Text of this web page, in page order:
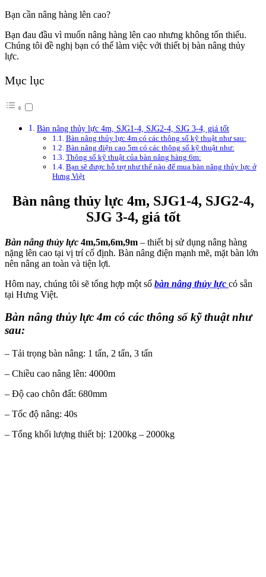
Bạn cần nâng hàng lên cao?
Bạn đau đầu vì muốn nâng hàng lên cao nhưng không tốn thiếu.
Chúng tôi đề nghị bạn có thể làm việc với thiết bị bàn nâng thủy
lực.
Mục lục
Bàn nâng thủy lực 4m, SJG1-4, SJG2-4, SJG 3-4, giá tốt
Bàn nâng thủy lực 4m có các thông số kỹ thuật như sau:
Bàn nâng điện cao 5m có các thông số kỹ thuật như:
Thông số kỹ thuật của bàn nâng hàng 6m:
Bạn sẽ được hỗ trợ như thế nào để mua bàn nâng thủy lực ở
Hưng Việt
Bàn nâng thủy lực 4m, SJG1-4, SJG2-4,
SJG 3-4, giá tốt
Bàn nâng thủy lực 4m,5m,6m,9m – thiết bị sử dụng nâng hàng
nặng lên cao tại vị trí cố định. Bàn nâng điện mạnh mẽ, mặt bàn lớn
nên nâng an toàn và tiện lợi.
Hôm nay, chúng tôi sẽ tổng hợp một số bàn nâng thủy lực có sẵn
tại Hưng Việt.
Bàn nâng thủy lực 4m có các thông số kỹ thuật như
sau:
– Tải trọng bàn nâng: 1 tấn, 2 tấn, 3 tấn
– Chiều cao nâng lên: 4000m
– Độ cao chôn đất: 680mm
– Tốc độ nâng: 40s
– Tổng khối lượng thiết bị: 1200kg – 2000kg